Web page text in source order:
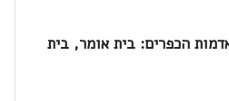
הכפרים: בית אומר, בית